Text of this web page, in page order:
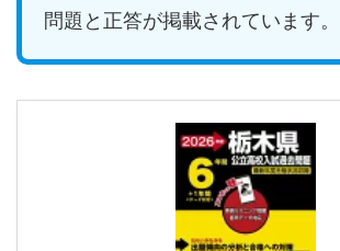
問題と正答が掲載されています。